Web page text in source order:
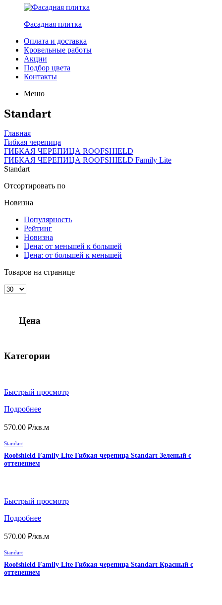
Фасадная плитка
Оплата и доставка
Кровельные работы
Акции
Подбор цвета
Контакты
Меню
Standart
Главная
Гибкая черепица
ГИБКАЯ ЧЕРЕПИЦА ROOFSHIELD
ГИБКАЯ ЧЕРЕПИЦА ROOFSHIELD Family Lite
Standart
Отсортировать по
Новизна
Популярность
Рейтинг
Новизна
Цена: от меньшей к большей
Цена: от большей к меньшей
Товаров на странице
Цена
Категории
Быстрый просмотр
Подробнее
570.00 ₽/кв.м
Standart
Roofshield Family Lite Гибкая черепица Standart Зеленый с
оттенением
Быстрый просмотр
Подробнее
570.00 ₽/кв.м
Standart
Roofshield Family Lite Гибкая черепица Standart Красный с
оттенением